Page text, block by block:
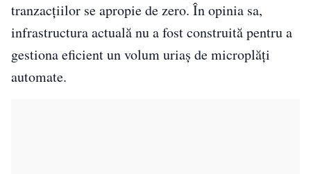
tranzacțiilor se apropie de zero. În opinia sa,
infrastructura actuală nu a fost construită pentru a
gestiona eficient un volum uriaș de microplăți
automate.